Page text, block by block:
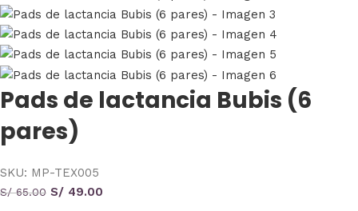
Pads de lactancia Bubis (6
pares)
SKU: MP-TEX005
S/65.00 S/ 49.00